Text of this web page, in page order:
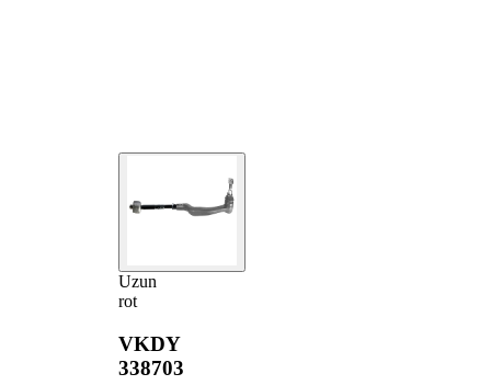
Uzun
rot
VKDY
338703